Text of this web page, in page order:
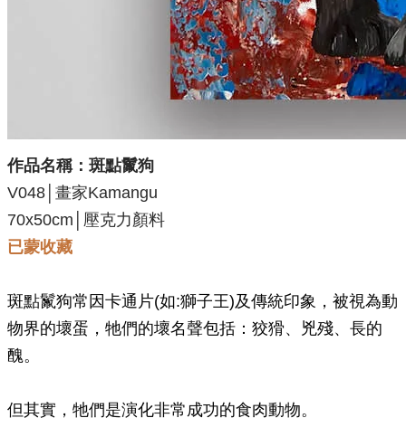
作品名稱：斑點鬣狗
V048│畫家Kamangu
70x50cm│壓克力顏料
已蒙收藏
斑點鬣狗常因卡通片(如:獅子王)及傳統印象，被視為動
物界的壞蛋，牠們的壞名聲包括：狡猾、兇殘、長的
醜。
但其實，牠們是演化非常成功的食肉動物。